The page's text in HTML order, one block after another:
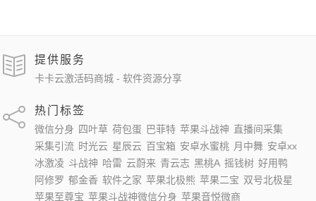
提供服务
卡卡云激活码商城 - 软件资源分享
热门标签
微信分身 四叶草 荷包蛋 巴菲特 苹果斗战神 直播间采集
采集引流 时光云 星辰云 百宝箱 安卓水蜜桃 月中舞 安卓xx
冰激凌 斗战神 哈雷 云蔚来 青云志 黑桃A 摇钱树 好用鸭
阿修罗 郁金香 软件之家 苹果北极熊 苹果二宝 双号北极星
苹果至尊宝 苹果斗战神微信分身 苹果音悦微商